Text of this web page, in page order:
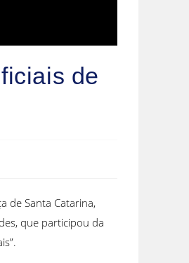
de
de Santa Catarina,
que participou da